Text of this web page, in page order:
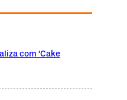
com ‘Cake